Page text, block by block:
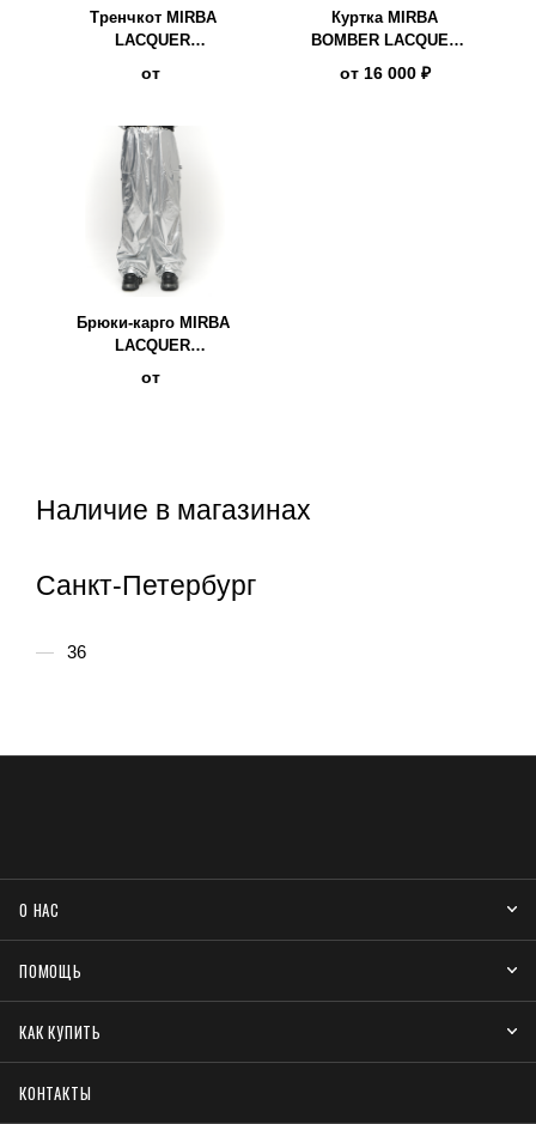
Тренчкот MIRBA
LACQUER
от
Куртка MIRBA
BOMBER LACQUER
серебряный
от 16 000 ₽
Брюки-карго MIRBA
LACQUER
от
Наличие в магазинах
Санкт-Петербург
36
О НАС
ПОМОЩЬ
КАК КУПИТЬ
КОНТАКТЫ